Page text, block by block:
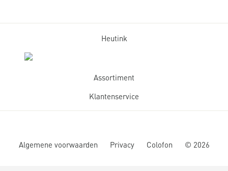
Heutink
Assortiment
Klantenservice
Algemene voorwaarden Privacy Colofon © 2026